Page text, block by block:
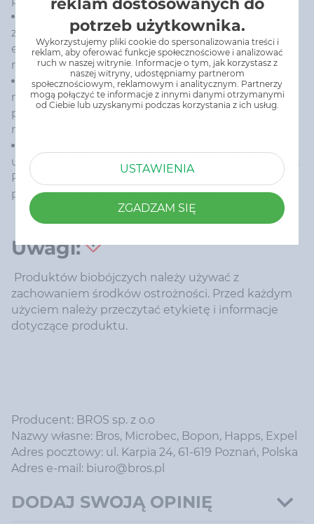
Przy stosowaniu produktu nie opryskiwać
zegarków, pasków, obuwia i biżuterii, zwłaszcza
elementów lakierowanych plastikowych,
malowanych itd.
Nie stosować produktu w miejscach, w których
może mieć on kontakt z żywnością, wodą
przeznaczoną do spożycia, paszą, przyborami
mającymi kontakt z żywnością.
użycia/mieszania z innymi produktami biobójczymi.
Po zastosowaniu umyć ręce. Przed zastosowaniem
produktu należy przeczytać etykietę
Uwagi:
Produktów biobójczych należy używać z
zachowaniem środków ostrożności. Przed każdym
użyciem należy przeczytać etykietę i informacje
dotyczące produktu.
Producent: BROS sp. z o.o
Nazwy własne: Bros, Microbec, Bopon, Happs, Expel
Adres pocztowy: ul. Karpia 24, 61-619 Poznań, Polska
Adres e-mail: biuro@bros.pl
DODAJ SWOJĄ OPINIĘ
reklam dostosowanych do
potrzeb użytkownika.
Wykorzystujemy pliki cookie do spersonalizowania treści i
reklam, aby oferować funkcje społecznościowe i analizować
ruch w naszej witrynie. Informacje o tym, jak korzystasz z
naszej witryny, udostępniamy partnerom
społecznościowym, reklamowym i analitycznym. Partnerzy
mogą połączyć te informacje z innymi danymi otrzymanymi
od Ciebie lub uzyskanymi podczas korzystania z ich usług.
USTAWIENIA
ZGADZAM SIĘ